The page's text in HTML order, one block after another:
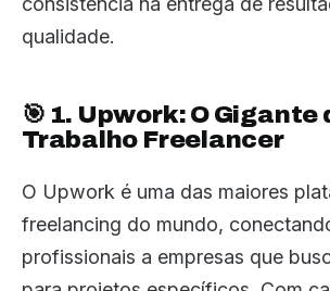
qualidade.
🎯 1. Upwork: O Gigante
Trabalho Freelancer
O Upwork é uma das maiores
freelancing do mundo,
profissionais a empresas que